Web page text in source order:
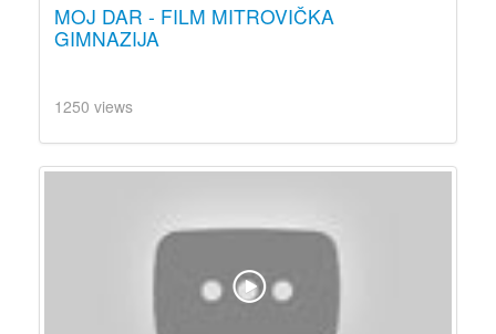
MOJ DAR - FILM MITROVIČKA
GIMNAZIJA
1250 views